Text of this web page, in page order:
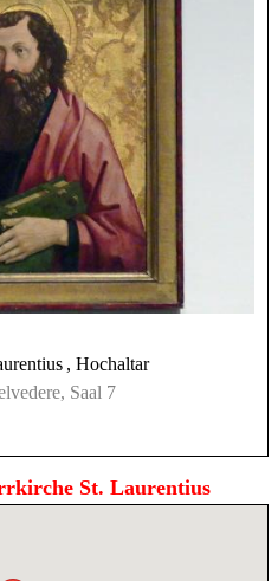
, Hochaltar
Saal 7
St. Laurentius